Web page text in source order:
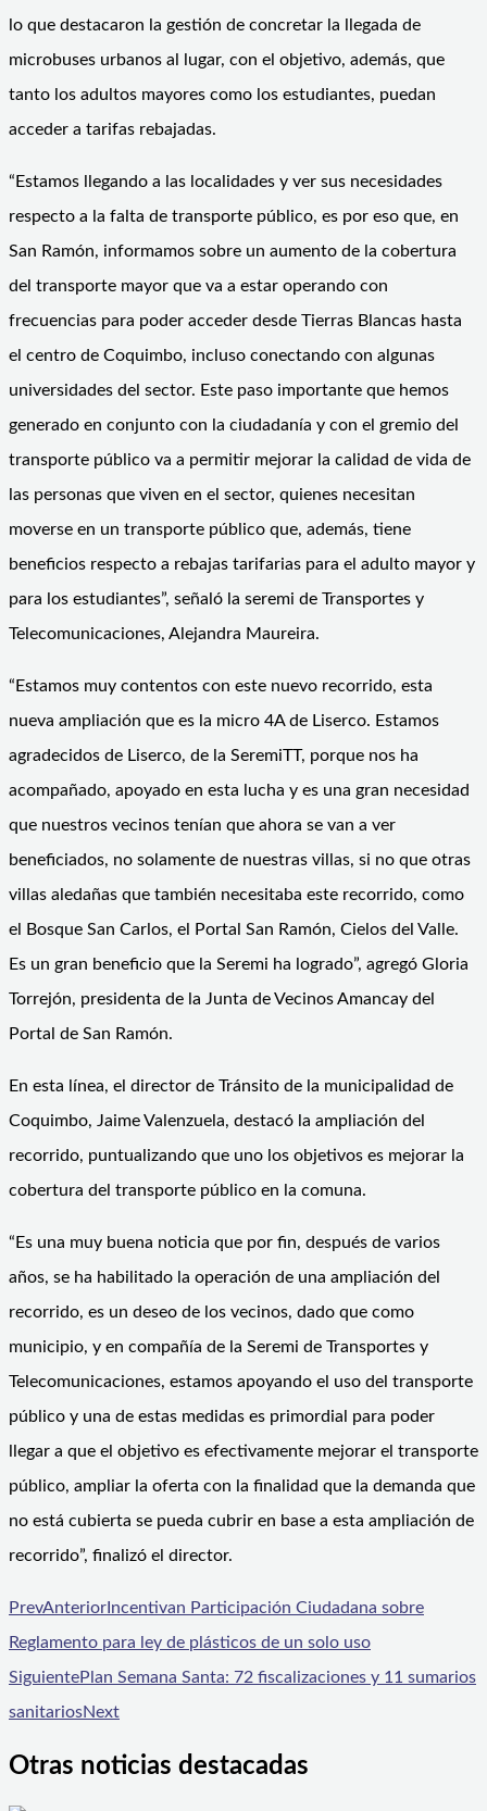
lo que destacaron la gestión de concretar la llegada de
microbuses urbanos al lugar, con el objetivo, además, que
tanto los adultos mayores como los estudiantes, puedan
acceder a tarifas rebajadas.
“Estamos llegando a las localidades y ver sus necesidades
respecto a la falta de transporte público, es por eso que, en
San Ramón, informamos sobre un aumento de la cobertura
del transporte mayor que va a estar operando con
frecuencias para poder acceder desde Tierras Blancas hasta
el centro de Coquimbo, incluso conectando con algunas
universidades del sector. Este paso importante que hemos
generado en conjunto con la ciudadanía y con el gremio del
transporte público va a permitir mejorar la calidad de vida de
las personas que viven en el sector, quienes necesitan
moverse en un transporte público que, además, tiene
beneficios respecto a rebajas tarifarias para el adulto mayor y
para los estudiantes”, señaló la seremi de Transportes y
Telecomunicaciones, Alejandra Maureira.
“Estamos muy contentos con este nuevo recorrido, esta
nueva ampliación que es la micro 4A de Liserco. Estamos
agradecidos de Liserco, de la SeremiTT, porque nos ha
acompañado, apoyado en esta lucha y es una gran necesidad
que nuestros vecinos tenían que ahora se van a ver
beneficiados, no solamente de nuestras villas, si no que otras
villas aledañas que también necesitaba este recorrido, como
el Bosque San Carlos, el Portal San Ramón, Cielos del Valle.
Es un gran beneficio que la Seremi ha logrado”, agregó Gloria
Torrejón, presidenta de la Junta de Vecinos Amancay del
Portal de San Ramón.
En esta línea, el director de Tránsito de la municipalidad de
Coquimbo, Jaime Valenzuela, destacó la ampliación del
recorrido, puntualizando que uno los objetivos es mejorar la
cobertura del transporte público en la comuna.
“Es una muy buena noticia que por fin, después de varios
años, se ha habilitado la operación de una ampliación del
recorrido, es un deseo de los vecinos, dado que como
municipio, y en compañía de la Seremi de Transportes y
Telecomunicaciones, estamos apoyando el uso del transporte
público y una de estas medidas es primordial para poder
llegar a que el objetivo es efectivamente mejorar el transporte
público, ampliar la oferta con la finalidad que la demanda que
no está cubierta se pueda cubrir en base a esta ampliación de
recorrido”, finalizó el director.
PrevAnteriorIncentivan Participación Ciudadana sobre
Reglamento para ley de plásticos de un solo uso
SiguientePlan Semana Santa: 72 fiscalizaciones y 11 sumarios
sanitariosNext
Otras noticias destacadas